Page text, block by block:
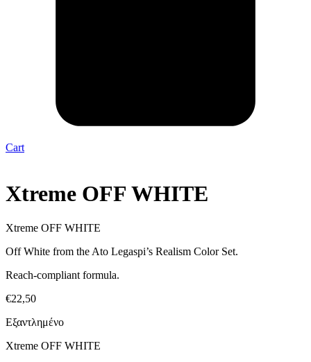
Cart
Xtreme OFF WHITE
Xtreme OFF WHITE
Off White from the Ato Legaspi’s Realism Color Set.
Reach-compliant formula.
€22,50
Εξαντλημένο
Xtreme OFF WHITE